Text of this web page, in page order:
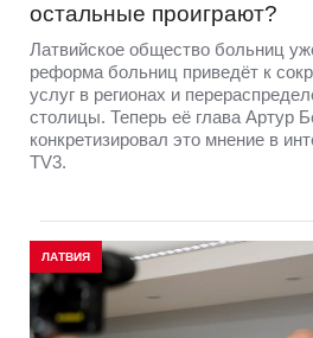
остальные проиграют?
Латвийское общество больниц
реформа больниц приведёт к
услуг в регионах и
столицы. Теперь её глава Артур
конкретизировал это мнение в
TV3.
ЛАТВИЯ